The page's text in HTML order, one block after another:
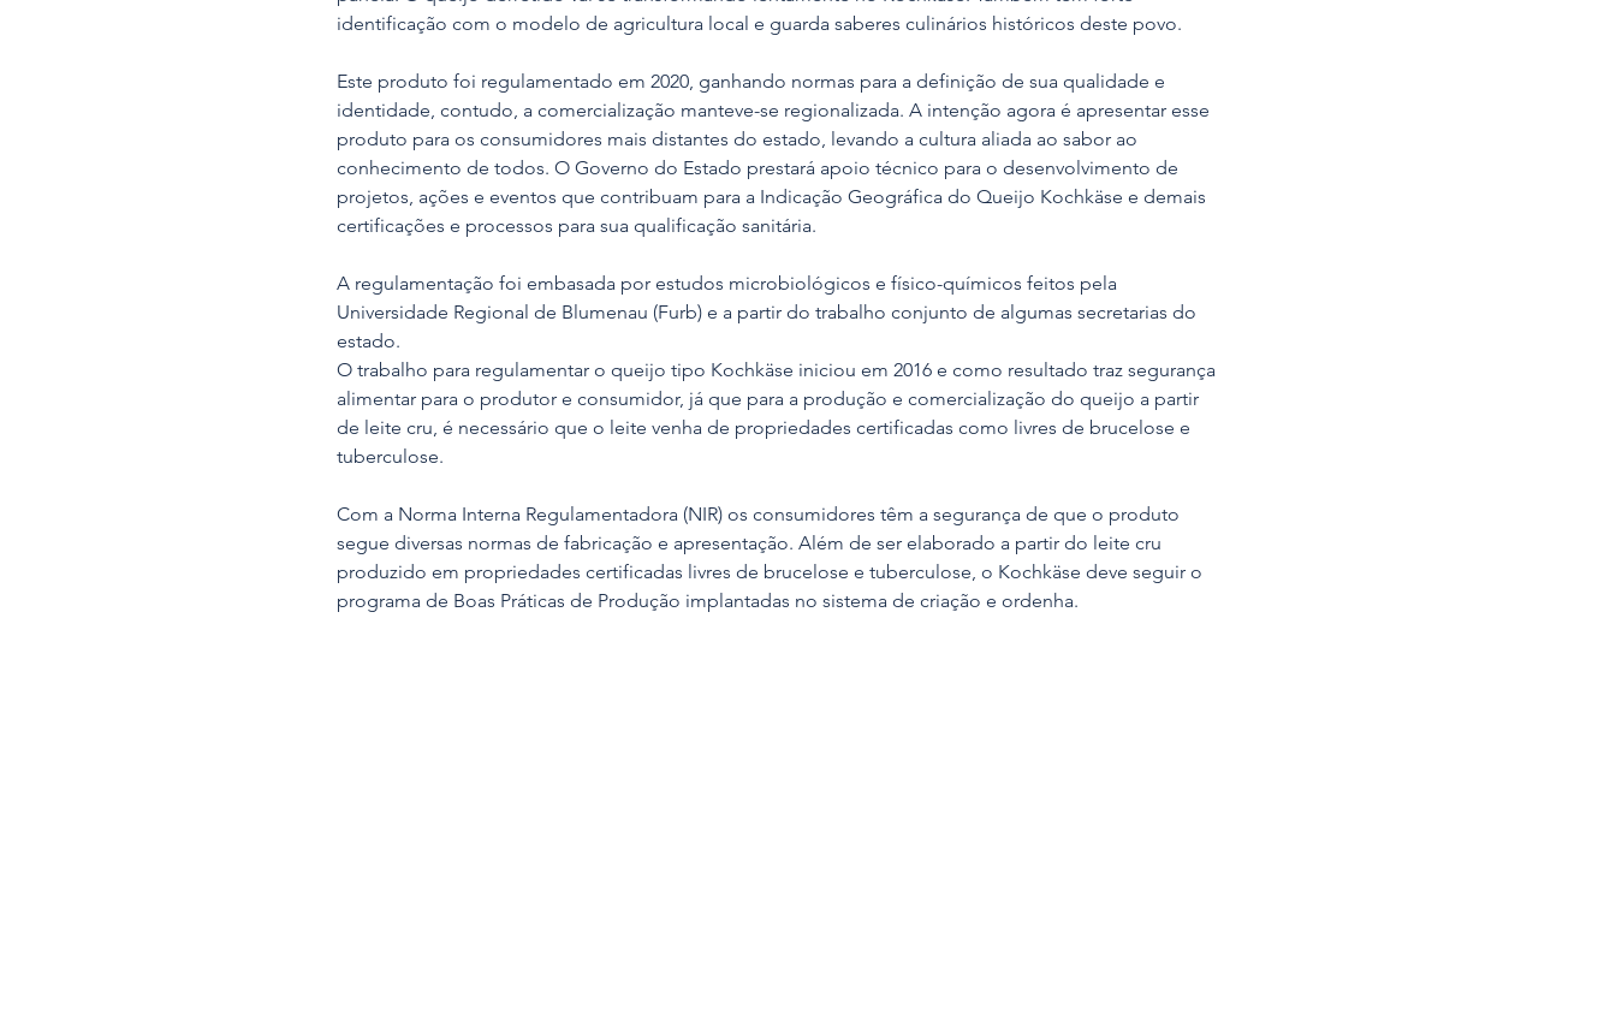
identificação com o modelo de agricultura local e guarda saberes culinários históricos deste povo.
Este produto foi regulamentado em 2020, ganhando normas para a definição de sua qualidade e
identidade, contudo, a comercialização manteve-se regionalizada. A intenção agora é apresentar esse
produto para os consumidores mais distantes do estado, levando a cultura aliada ao sabor ao
conhecimento de todos. O Governo do Estado prestará apoio técnico para o desenvolvimento de
projetos, ações e eventos que contribuam para a Indicação Geográfica do Queijo Kochkäse e demais
certificações e processos para sua qualificação sanitária.
A regulamentação foi embasada por estudos microbiológicos e físico-químicos feitos pela
Universidade Regional de Blumenau (Furb) e a partir do trabalho conjunto de algumas secretarias do
estado.
O trabalho para regulamentar o queijo tipo Kochkäse iniciou em 2016 e como resultado traz segurança
alimentar para o produtor e consumidor, já que para a produção e comercialização do queijo a partir
de leite cru, é necessário que o leite venha de propriedades certificadas como livres de brucelose e
tuberculose.
Com a Norma Interna Regulamentadora (NIR) os consumidores têm a segurança de que o produto
segue diversas normas de fabricação e apresentação. Além de ser elaborado a partir do leite cru
produzido em propriedades certificadas livres de brucelose e tuberculose, o Kochkäse deve seguir o
programa de Boas Práticas de Produção implantadas no sistema de criação e ordenha.